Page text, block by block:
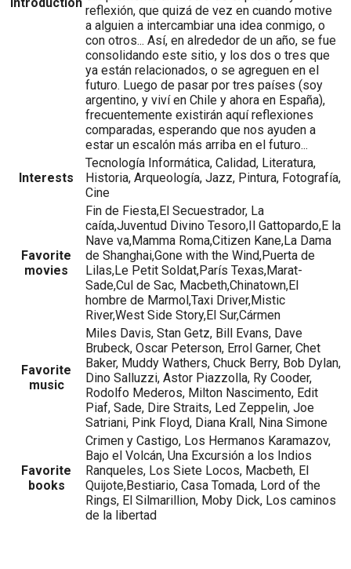
reflexión, que quizá de vez en cuando motive
a alguien a intercambiar una idea conmigo, o
con otros... Así, en alrededor de un año, se fue
consolidando este sitio, y los dos o tres que
ya están relacionados, o se agreguen en el
futuro. Luego de pasar por tres países (soy
argentino, y viví en Chile y ahora en España),
frecuentemente existirán aquí reflexiones
comparadas, esperando que nos ayuden a
estar un escalón más arriba en el futuro...
Interests
Tecnología Informática, Calidad, Literatura,
Historia, Arqueología, Jazz, Pintura, Fotografía,
Cine
Favorite
movies
Fin de Fiesta,El Secuestrador, La
caída,Juventud Divino Tesoro,Il Gattopardo,E la
Nave va,Mamma Roma,Citizen Kane,La Dama
de Shanghai,Gone with the Wind,Puerta de
Lilas,Le Petit Soldat,París Texas,Marat-
Sade,Cul de Sac, Macbeth,Chinatown,El
hombre de Marmol,Taxi Driver,Mistic
River,West Side Story,El Sur,Cármen
Favorite
music
Miles Davis, Stan Getz, Bill Evans, Dave
Brubeck, Oscar Peterson, Errol Garner, Chet
Baker, Muddy Wathers, Chuck Berry, Bob Dylan,
Dino Salluzzi, Astor Piazzolla, Ry Cooder,
Rodolfo Mederos, Milton Nascimento, Edit
Piaf, Sade, Dire Straits, Led Zeppelin, Joe
Satriani, Pink Floyd, Diana Krall, Nina Simone
Favorite
books
Crimen y Castigo, Los Hermanos Karamazov,
Bajo el Volcán, Una Excursión a los Indios
Ranqueles, Los Siete Locos, Macbeth, El
Quijote,Bestiario, Casa Tomada, Lord of the
Rings, El Silmarillion, Moby Dick, Los caminos
de la libertad